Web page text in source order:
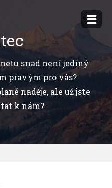
snad není jediný
pravým pro vás?
naděje, ale už jste
k nám?